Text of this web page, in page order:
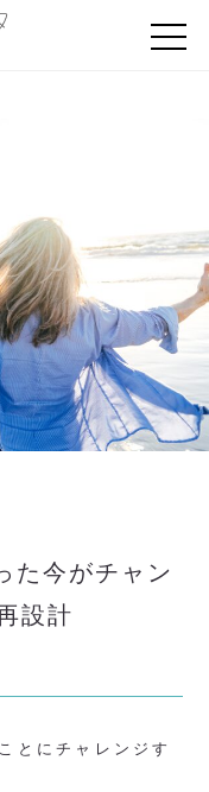
た今がチャン
設計
とにチャレンジす